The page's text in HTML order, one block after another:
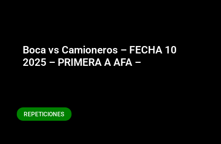
Boca vs Camioneros – FECHA 10
2025 – PRIMERA A AFA –
REPETICIONES